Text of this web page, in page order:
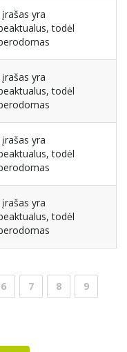
įrašas yra
todėl
įrašas yra
todėl
įrašas yra
todėl
įrašas yra
todėl
6 7 8 9